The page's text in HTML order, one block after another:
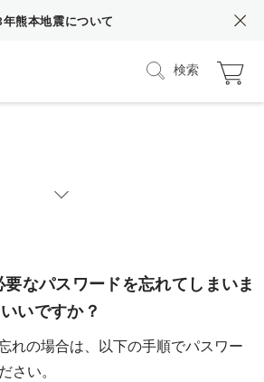
熊本地震について
検索
種操作方法
い方
なパスワードを忘れてしまいま
いですか？
れの場合は、以下の手順でパスワー
さい。